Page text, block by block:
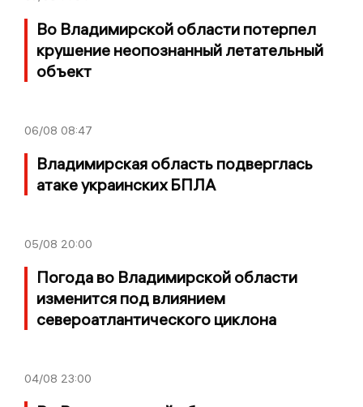
Во Владимирской области потерпел
крушение неопознанный летательный
объект
06/08 08:47
Владимирская область подверглась
атаке украинских БПЛА
05/08 20:00
Погода во Владимирской области
изменится под влиянием
североатлантического циклона
04/08 23:00